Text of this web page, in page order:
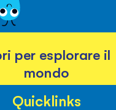
per esplorare il
mondo
Quicklinks